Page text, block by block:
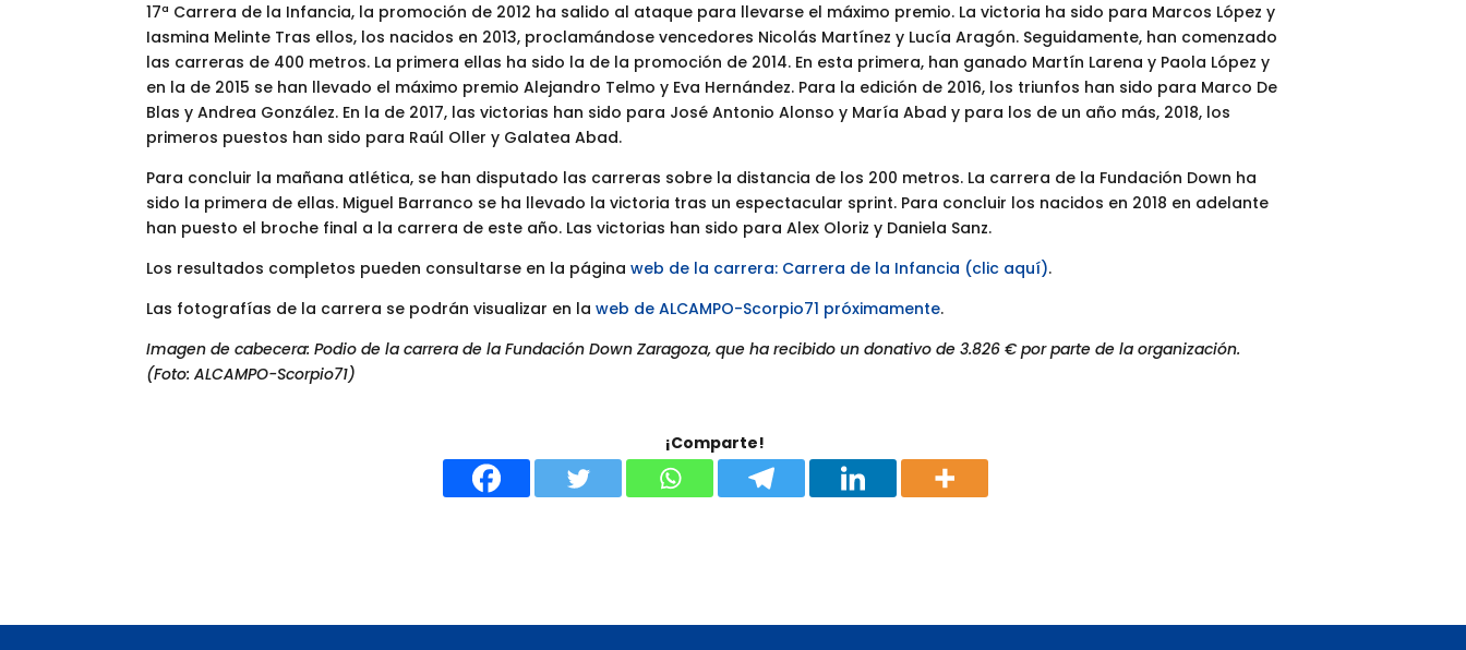
17ª Carrera de la Infancia, la promoción de 2012 ha salido al ataque para llevarse el máximo premio. La victoria ha sido para Marcos López y
Iasmina Melinte Tras ellos, los nacidos en 2013, proclamándose vencedores Nicolás Martínez y Lucía Aragón. Seguidamente, han comenzado
las carreras de 400 metros. La primera ellas ha sido la de la promoción de 2014. En esta primera, han ganado Martín Larena y Paola López y
en la de 2015 se han llevado el máximo premio Alejandro Telmo y Eva Hernández. Para la edición de 2016, los triunfos han sido para Marco De
Blas y Andrea González. En la de 2017, las victorias han sido para José Antonio Alonso y María Abad y para los de un año más, 2018, los
primeros puestos han sido para Raúl Oller y Galatea Abad.
Para concluir la mañana atlética, se han disputado las carreras sobre la distancia de los 200 metros. La carrera de la Fundación Down ha
sido la primera de ellas. Miguel Barranco se ha llevado la victoria tras un espectacular sprint. Para concluir los nacidos en 2018 en adelante
han puesto el broche final a la carrera de este año. Las victorias han sido para Alex Oloriz y Daniela Sanz.
Los resultados completos pueden consultarse en la páginaweb de la carrera: Carrera de la Infancia (clic aquí).
Las fotografías de la carrera se podrán visualizar en laweb de ALCAMPO-Scorpio71 próximamente.
Imagen de cabecera: Podio de la carrera de la Fundación Down Zaragoza, que ha recibido un donativo de 3.826 € por parte de la organización.
(Foto: ALCAMPO-Scorpio71)
¡Comparte!